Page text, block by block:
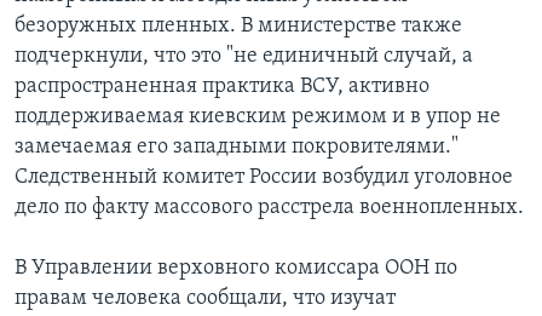
безоружных пленных. В министерстве также
подчеркнули, что это "не единичный случай, а
распространенная практика ВСУ, активно
поддерживаемая киевским режимом и в упор не
замечаемая его западными покровителями."
Следственный комитет России возбудил уголовное
дело по факту массового расстрела военнопленных.
В Управлении верховного комиссара ООН по
правам человека сообщали, что изучат